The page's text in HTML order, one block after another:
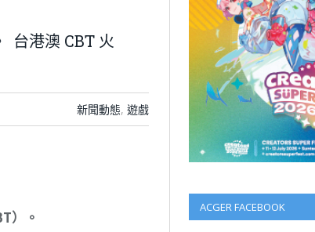
台港澳 CBT 火
新聞動態, 遊戲
）。
ACGER FACEBOOK